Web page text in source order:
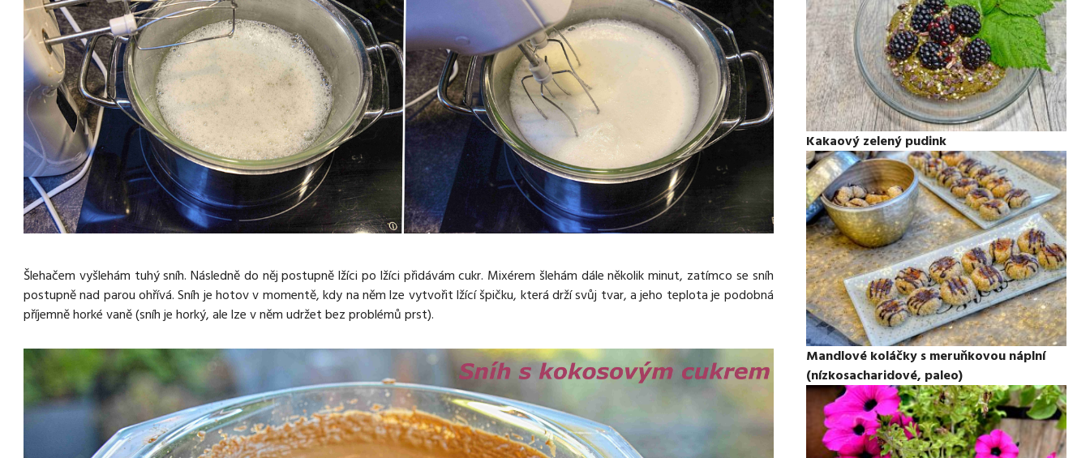
Šlehačem vyšlehám tuhý sníh. Následně do něj postupně lžíci po lžíci přidávám cukr. Mixérem šlehám dále několik minut, zatímco se sníh
postupně nad parou ohřívá. Sníh je hotov v momentě, kdy na něm lze vytvořit lžící špičku, která drží svůj tvar, a jeho teplota je podobná
příjemně horké vaně (sníh je horký, ale lze v něm udržet bez problémů prst).
Kakaový zelený pudink
Mandlové koláčky s meruňkovou náplní
(nízkosacharidové, paleo)